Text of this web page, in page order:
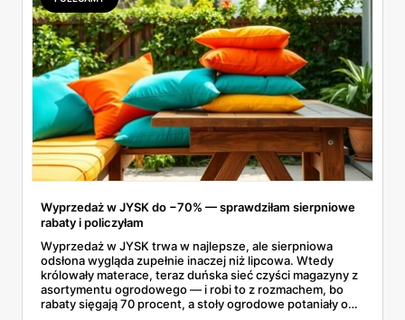
butelka na wodę, tworzy idealny, podróżny zestaw. Dzięki
niemu wielogodzinne przemieszczanie się z miejsca na
miejsce staje się znacznie przyjemniejsze, a my zyskujemy
pewność, że nasze ulubione napoje są zawsze pod ręką.
Wyprzedaż w JYSK do −70% — sprawdziłam sierpniowe
rabaty i policzyłam
Wyprzedaż w JYSK trwa w najlepsze, ale sierpniowa
odsłona wygląda zupełnie inaczej niż lipcowa. Wtedy
królowały materace, teraz duńska sieć czyści magazyny z
asortymentu ogrodowego — i robi to z rozmachem, bo
rabaty sięgają 70 procent, a stoły ogrodowe potaniały o